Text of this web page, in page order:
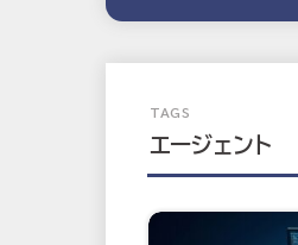
エージェント